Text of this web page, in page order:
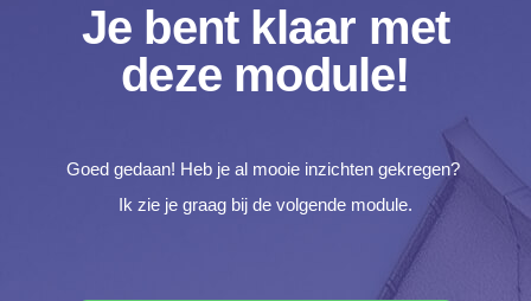
Je bent klaar met
deze module!
Goed gedaan! Heb je al mooie inzichten gekregen?
Ik zie je graag bij de volgende module.